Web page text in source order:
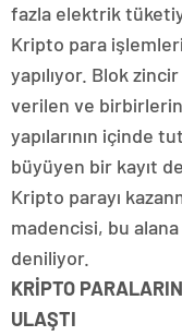
fazla elektrik
Kripto para
yapılıyor. Blok
verilen ve
yapılarının içinde
büyüyen bir kayıt
Kripto parayı
madencisi, bu
deniliyor.
KRİPTO
ULAŞTI